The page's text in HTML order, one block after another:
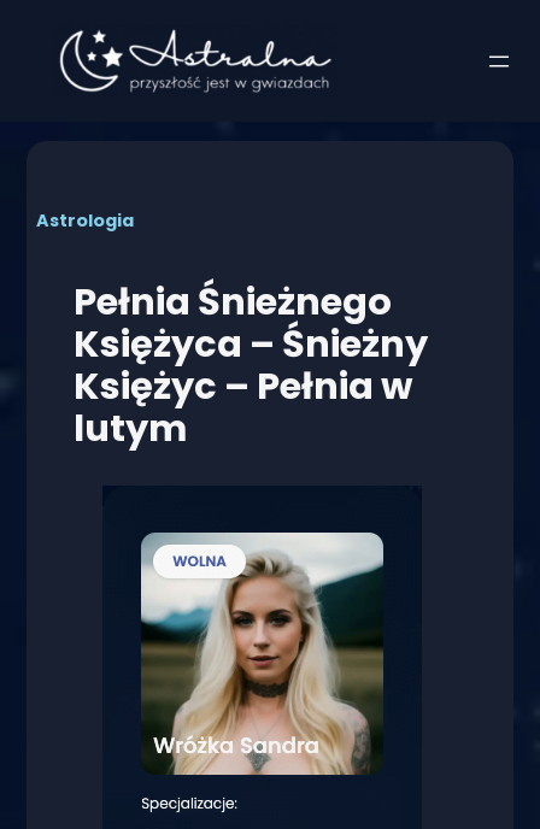
Astrologia
Pełnia Śnieżnego
Księżyca – Śnieżny
Księżyc – Pełnia w
lutym